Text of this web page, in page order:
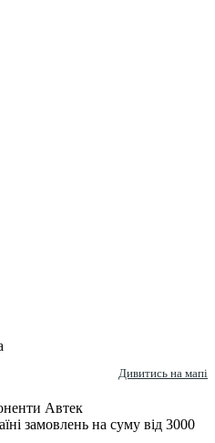
Дивитись на мапі
Автек
замовлень на суму від 3000